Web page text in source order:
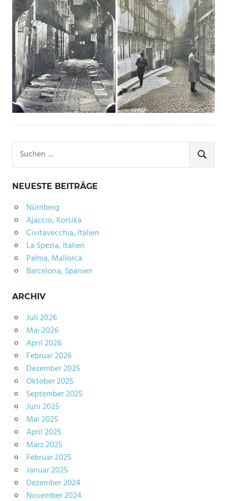
Suchen
nach:
SUCHEN
NEUESTE BEITRÄGE
Nürnberg
Ajaccio, Korsika
Civitavecchia, Italien
La Spezia, Italien
Palma, Mallorca
Barcelona, Spanien
ARCHIV
Juli 2026
Mai 2026
April 2026
Februar 2026
Dezember 2025
Oktober 2025
September 2025
Juni 2025
Mai 2025
April 2025
März 2025
Februar 2025
Januar 2025
Dezember 2024
November 2024